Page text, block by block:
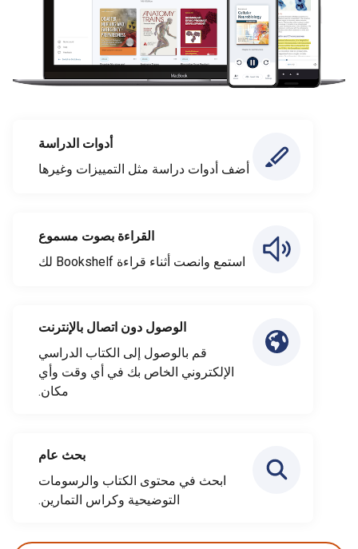
أدوات الدراسة
أضف أدوات دراسة مثل التمييزات وغيرها
القراءة بصوت مسموع
استمع وانصت أثناء قراءة Bookshelf لك
الوصول دون اتصال بالإنترنت
قم بالوصول إلى الكتاب الدراسي
الإلكتروني الخاص بك في أي وقت وأي
مكان.
بحث عام
ابحث في محتوى الكتاب والرسومات
التوضيحية وكراس التمارين.